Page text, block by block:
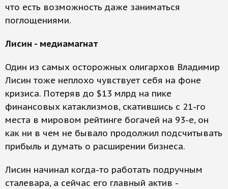
что есть возможность даже заниматься
поглощениями.
Лисин - медиамагнат
Один из самых осторожных олигархов Владимир
Лисин тоже неплохо чувствует себя на фоне
кризиса. Потеряв до $13 млрд на пике
финансовых катаклизмов, скатившись с 21-го
места в мировом рейтинге богачей на 93-е, он
как ни в чем не бывало продолжил подсчитывать
прибыль и думать о расширении бизнеса.
Лисин начинал когда-то работать подручным
сталевара, а сейчас его главный актив -